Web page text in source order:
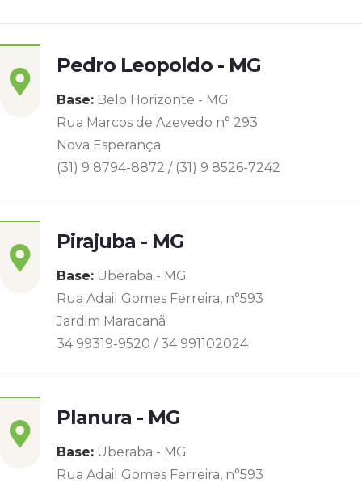
Pedro Leopoldo - MG
Base: Belo Horizonte - MG
Rua Marcos de Azevedo n° 293
Nova Esperança
(31) 9 8794-8872 / (31) 9 8526-7242
Pirajuba - MG
Base: Uberaba - MG
Rua Adail Gomes Ferreira, n°593
Jardim Maracanã
34 99319-9520 / 34 991102024
Planura - MG
Base: Uberaba - MG
Rua Adail Gomes Ferreira, n°593